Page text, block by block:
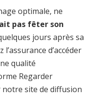
optimale, ne
pas fêter son
jours après sa
d’accéder
qualité
Regarder
site de diffusion